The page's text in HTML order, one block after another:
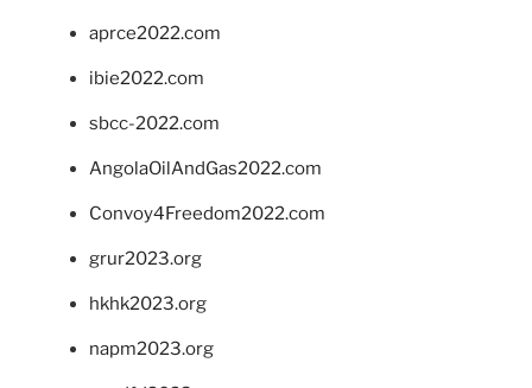
aprce2022.com
ibie2022.com
sbcc-2022.com
AngolaOilAndGas2022.com
Convoy4Freedom2022.com
grur2023.org
hkhk2023.org
napm2023.org